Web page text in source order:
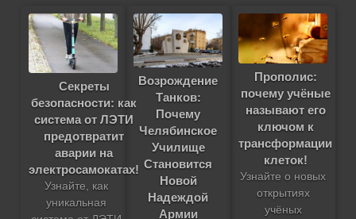
Секреты
безопасности: как
система от ЛЭТИ
предотвратит
аварии на
электросамокатах!
Узнайте, как
уникальная
Возрождение
Танков:
Почему
Челябинское
Училище
Становится
Новой
Надеждой
Армии
Прополис:
почему учёные
называют его
ключом к
трансформации
клеток!
Узнайте о новых
открытиях
учёных